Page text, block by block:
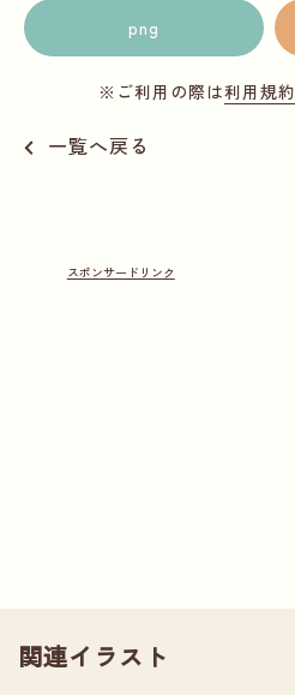
png
※ご利用の際は利用規約
一覧へ戻る
関連イラスト